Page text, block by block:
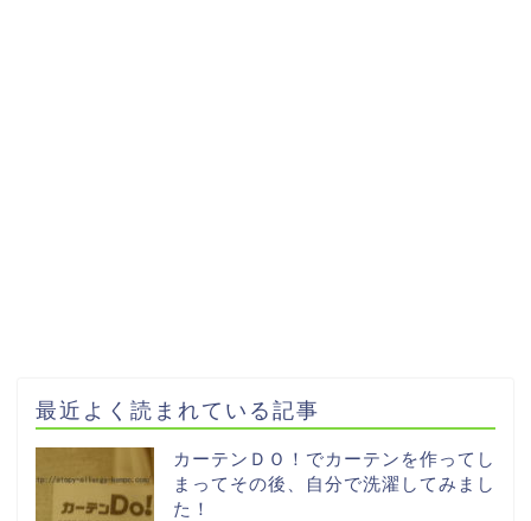
最近よく読まれている記事
カーテンＤＯ！でカーテンを作ってし
まってその後、自分で洗濯してみまし
た！